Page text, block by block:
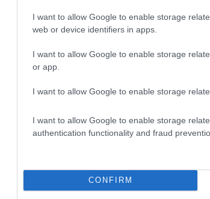
I want to allow Google to enable storage
web or device identifiers in apps.
I want to allow Google to enable storage
or app.
I want to allow Google to enable storage
I want to allow Google to enable storage
authentication functionality and fraud
CONFIRM
Βοήθεια στο Σπίτι:
ρευστότητας” ύψους
από το ΥΠΕΣ στους
αφορά
ποσό κατανομής ύψους υ10